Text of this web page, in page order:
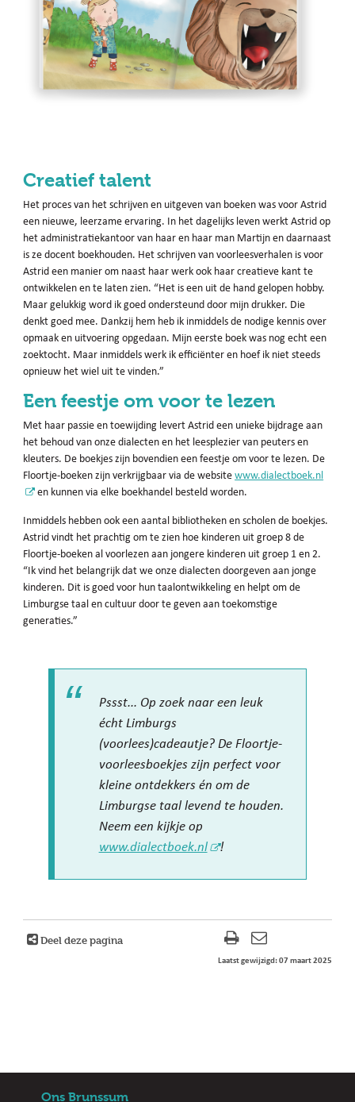
Creatief talent
Het proces van het schrijven en uitgeven van boeken was voor Astrid
een nieuwe, leerzame ervaring. In het dagelijks leven werkt Astrid op
het administratiekantoor van haar en haar man Martijn en daarnaast
is ze docent boekhouden. Het schrijven van voorleesverhalen is voor
Astrid een manier om naast haar werk ook haar creatieve kant te
ontwikkelen en te laten zien. “Het is een uit de hand gelopen hobby.
Maar gelukkig word ik goed ondersteund door mijn drukker. Die
denkt goed mee. Dankzij hem heb ik inmiddels de nodige kennis over
opmaak en uitvoering opgedaan. Mijn eerste boek was nog echt een
zoektocht. Maar inmiddels werk ik efficiënter en hoef ik niet steeds
opnieuw het wiel uit te vinden.”
Een feestje om voor te lezen
Met haar passie en toewijding levert Astrid een unieke bijdrage aan
het behoud van onze dialecten en het leesplezier van peuters en
kleuters. De boekjes zijn bovendien een feestje om voor te lezen. De
Floortje-boeken zijn verkrijgbaar via de websitewww.dialectboek.nl
en kunnen via elke boekhandel besteld worden.
Inmiddels hebben ook een aantal bibliotheken en scholen de boekjes.
Astrid vindt het prachtig om te zien hoe kinderen uit groep 8 de
Floortje-boeken al voorlezen aan jongere kinderen uit groep 1 en 2.
“Ik vind het belangrijk dat we onze dialecten doorgeven aan jonge
kinderen. Dit is goed voor hun taalontwikkeling en helpt om de
Limburgse taal en cultuur door te geven aan toekomstige
generaties.”
Pssst... Op zoek naar een leuk
écht Limburgs
(voorlees)cadeautje? De Floortje-
voorleesboekjes zijn perfect voor
kleine ontdekkers én om de
Limburgse taal levend te houden.
Neem een kijkje op
www.dialectboek.nl
!
Deel deze pagina
Laatst gewijzigd: 07 maart 2025
Ons Brunssum